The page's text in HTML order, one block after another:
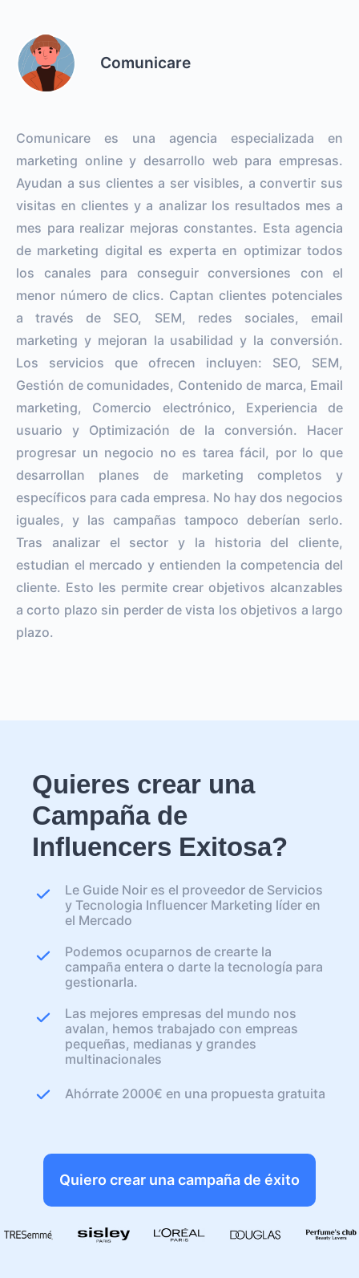
Comunicare
Comunicare es una agencia especializada en
marketing online y desarrollo web para empresas.
Ayudan a sus clientes a ser visibles, a convertir sus
visitas en clientes y a analizar los resultados mes a
mes para realizar mejoras constantes. Esta agencia
de marketing digital es experta en optimizar todos
los canales para conseguir conversiones con el
menor número de clics. Captan clientes potenciales
a través de SEO, SEM, redes sociales, email
marketing y mejoran la usabilidad y la conversión.
Los servicios que ofrecen incluyen: SEO, SEM,
Gestión de comunidades, Contenido de marca, Email
marketing, Comercio electrónico, Experiencia de
usuario y Optimización de la conversión. Hacer
progresar un negocio no es tarea fácil, por lo que
desarrollan planes de marketing completos y
específicos para cada empresa. No hay dos negocios
iguales, y las campañas tampoco deberían serlo.
Tras analizar el sector y la historia del cliente,
estudian el mercado y entienden la competencia del
cliente. Esto les permite crear objetivos alcanzables
a corto plazo sin perder de vista los objetivos a largo
plazo.
Quieres crear una
Campaña de
Influencers Exitosa?
Le Guide Noir es el proveedor de Servicios
y Tecnologia Influencer Marketing líder en
el Mercado
Podemos ocuparnos de crearte la
campaña entera o darte la tecnología para
gestionarla.
Las mejores empresas del mundo nos
avalan, hemos trabajado con empreas
pequeñas, medianas y grandes
multinacionales
Ahórrate 2000€ en una propuesta gratuita
Quiero crear una campaña de éxito